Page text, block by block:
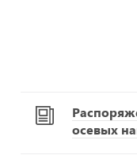
осевых